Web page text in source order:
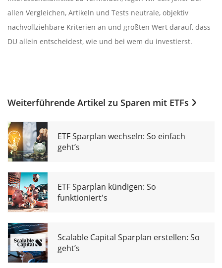
allen Vergleichen, Artikeln und Tests neutrale, objektiv
nachvollziehbare Kriterien an und größten Wert darauf, dass
DU allein entscheidest, wie und bei wem du investierst.
Weiterführende Artikel zu Sparen mit ETFs
ETF Sparplan wechseln: So einfach
geht’s
ETF Sparplan kündigen: So
funktioniert's
Scalable Capital Sparplan erstellen: So
geht’s